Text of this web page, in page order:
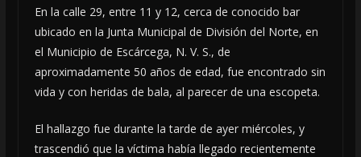
En la calle 29, entre 11 y 12, cerca de conocido bar
ubicado en la Junta Municipal de División del Norte, en
el Municipio de Escárcega, N. V. S., de
aproximadamente 50 años de edad, fue encontrado sin
vida y con heridas de bala, al parecer de una escopeta.
El hallazgo fue durante la tarde de ayer miércoles, y
trascendió que la víctima había llegado recientemente